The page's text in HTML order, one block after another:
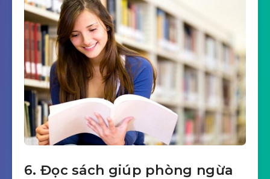
6. Đọc sách giúp phòng ngừa